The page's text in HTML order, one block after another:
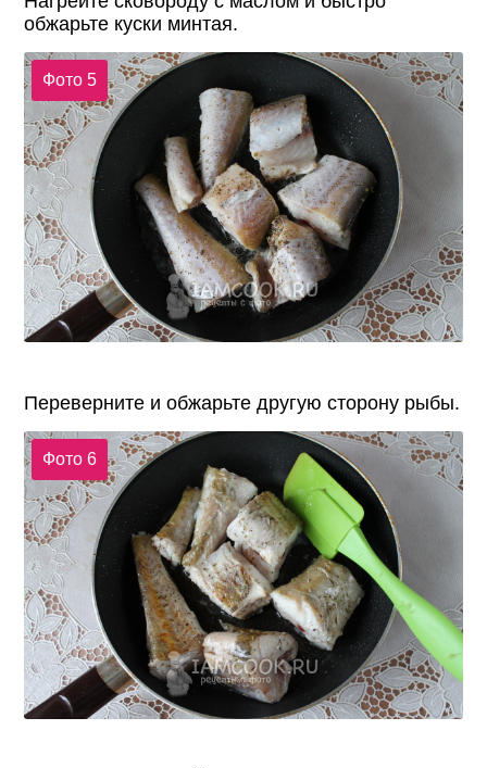
обжарьте куски минтая.
Фото 5
Переверните и обжарьте другую сторону рыбы.
Фото 6